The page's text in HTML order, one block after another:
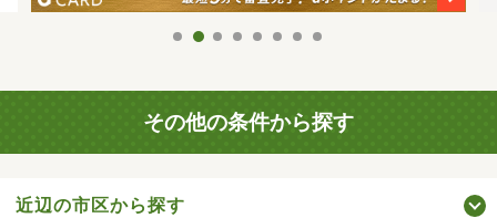
その他の条件から探す
近辺の市区から探す